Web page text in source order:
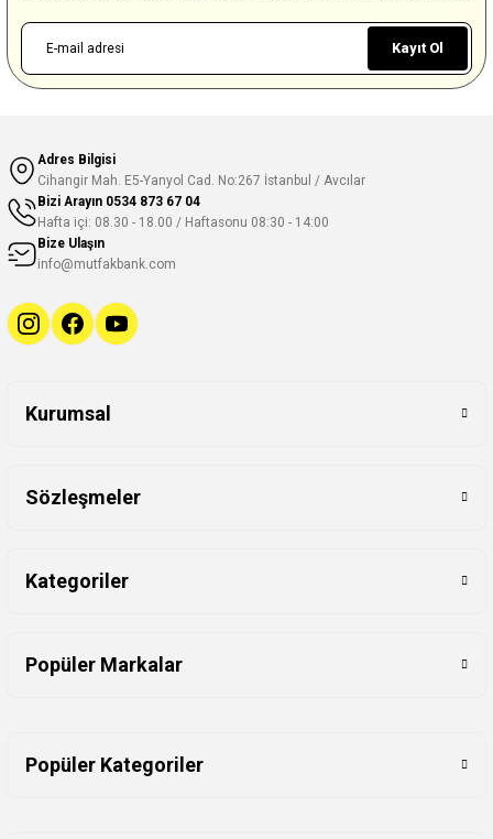
Kayıt Ol
Adres Bilgisi
Cihangir Mah. E5-Yanyol Cad. No:267 İstanbul / Avcılar
Bizi Arayın 0534 873 67 04
Hafta içi: 08.30 - 18.00 / Haftasonu 08:30 - 14:00
Bize Ulaşın
info@mutfakbank.com
Kurumsal
Sözleşmeler
Kategoriler
Popüler Markalar
Popüler Kategoriler